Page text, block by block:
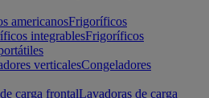
americanosFrigoríficos
integrablesFrigoríficos
verticalesCongeladores
carga frontalLavadoras de carga